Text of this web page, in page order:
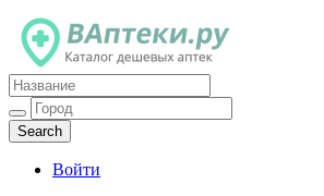
Каталог дешевых аптек
Войти